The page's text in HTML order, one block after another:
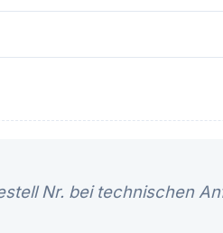
Nr. bei technischen